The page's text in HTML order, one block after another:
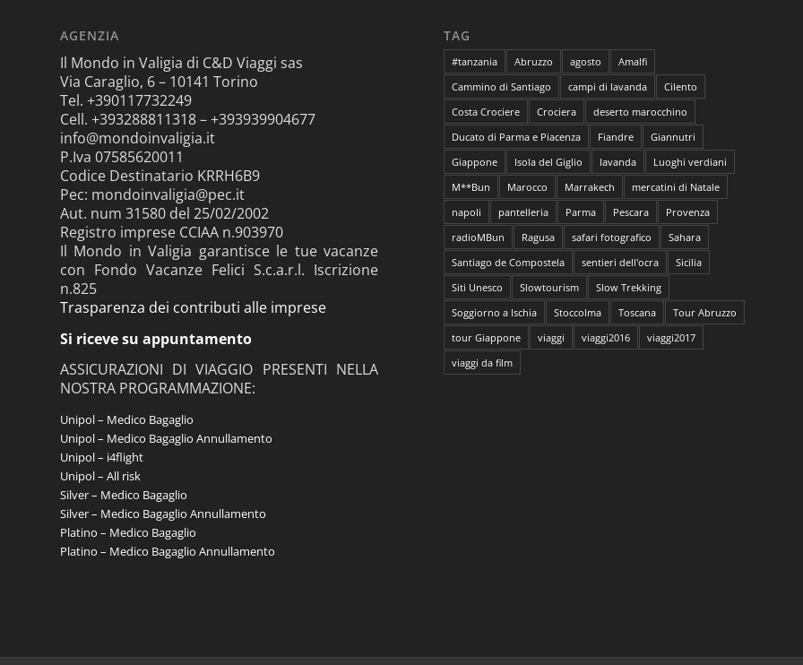
AGENZIA
Il Mondo in Valigia di C&D Viaggi sas
Via Caraglio, 6 – 10141 Torino
Tel. +390117732249
Cell. +393288811318 – +393939904677
info@mondoinvaligia.it
P.Iva 07585620011
Codice Destinatario KRRH6B9
Pec: mondoinvaligia@pec.it
Aut. num 31580 del 25/02/2002
Registro imprese CCIAA n.903970
Il Mondo in Valigia garantisce le tue vacanze
con Fondo Vacanze Felici S.c.a.r.l. Iscrizione
n.825
Trasparenza dei contributi alle imprese
Si riceve su appuntamento
ASSICURAZIONI DI VIAGGIO PRESENTI NELLA
NOSTRA PROGRAMMAZIONE:
Unipol – Medico Bagaglio
Unipol – Medico Bagaglio Annullamento
Unipol – i4flight
Unipol – All risk
Silver – Medico Bagaglio
Silver – Medico Bagaglio Annullamento
Platino – Medico Bagaglio
Platino – Medico Bagaglio Annullamento
TAG
#tanzania Abruzzo agosto
Amalfi
Cammino di Santiago
campi di lavanda
Cilento
Costa Crociere
Crociera
deserto marocchino
Ducato di Parma e Piacenza
Fiandre
Giannutri
Giappone
Isola del Giglio lavanda
Luoghi verdiani
M**Bun
Marocco Marrakech
mercatini di Natale
napoli
pantelleria Parma Pescara
Provenza
radioMBun
Ragusa safari fotografico
Sahara
Santiago de Compostela
sentieri dell'ocra
Sicilia
Siti Unesco
Slowtourism
Slow Trekking
Soggiorno a Ischia
Stoccolma Toscana
Tour Abruzzo
tour Giappone
viaggi viaggi2016
viaggi2017
viaggi da film